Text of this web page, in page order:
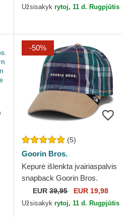
Mother Papa Cap Madras
Užsisakyk rytoj, 11 d. Rugpjūtis
-50%
(5)
Goorin Bros.
Kepurė išlenkta įvairiaspalvis
snapback Goorin Bros.
Curved Brim Hardly Working
Papa Cap Madras...
EUR 39,95 EUR 19,98
Užsisakyk rytoj, 11 d. Rugpjūtis